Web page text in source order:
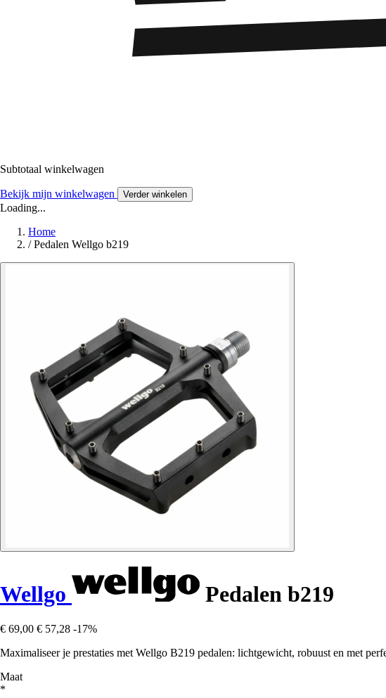
Subtotaal winkelwagen
Bekijk mijn winkelwagen Verder winkelen
Loading...
Home
/ Pedalen Wellgo b219
Wellgo Pedalen b219
€ 69,00 € 57,28 -17%
Maximaliseer je prestaties met Wellgo B219 pedalen: lichtgewicht, robuust en met
Maat
*